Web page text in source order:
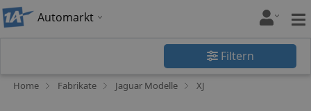
Automarkt
Filtern
Home Fabrikate Jaguar Modelle XJ